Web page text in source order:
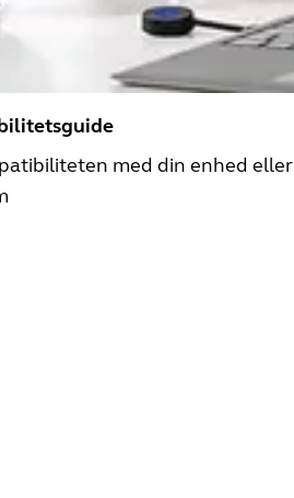
med din enhed eller